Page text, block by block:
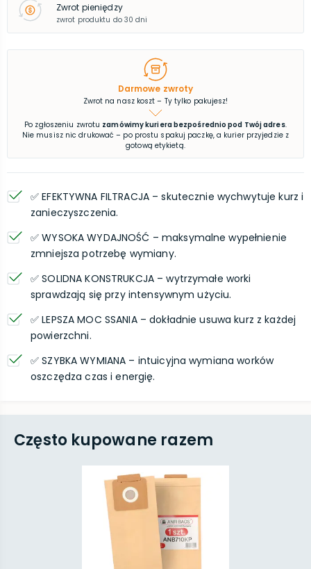
Zwrot pieniędzy
zwrot produktu do 30 dni
Darmowe zwroty
Zwrot na nasz koszt – Ty tylko pakujesz!
Po zgłoszeniu zwrotu zamówimy kuriera bezpośrednio pod Twój adres.
Nie musisz nic drukować – po prostu spakuj paczkę, a kurier przyjedzie z
gotową etykietą.
✅ EFEKTYWNA FILTRACJA – skutecznie wychwytuje kurz i
zanieczyszczenia.
✅ WYSOKA WYDAJNOŚĆ – maksymalne wypełnienie
zmniejsza potrzebę wymiany.
✅ SOLIDNA KONSTRUKCJA – wytrzymałe worki
sprawdzają się przy intensywnym użyciu.
✅ LEPSZA MOC SSANIA – dokładnie usuwa kurz z każdej
powierzchni.
✅ SZYBKA WYMIANA – intuicyjna wymiana worków
oszczędza czas i energię.
Często kupowane razem